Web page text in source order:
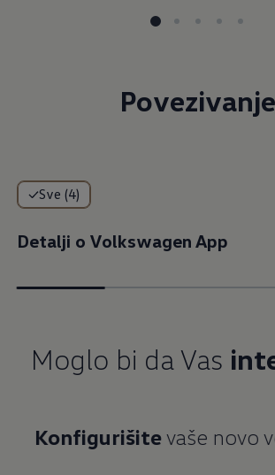
Povezivanje
Sve (4)
Detalji o Volkswagen App
Moglo bi da Vas
Konfigurišitevaše novo